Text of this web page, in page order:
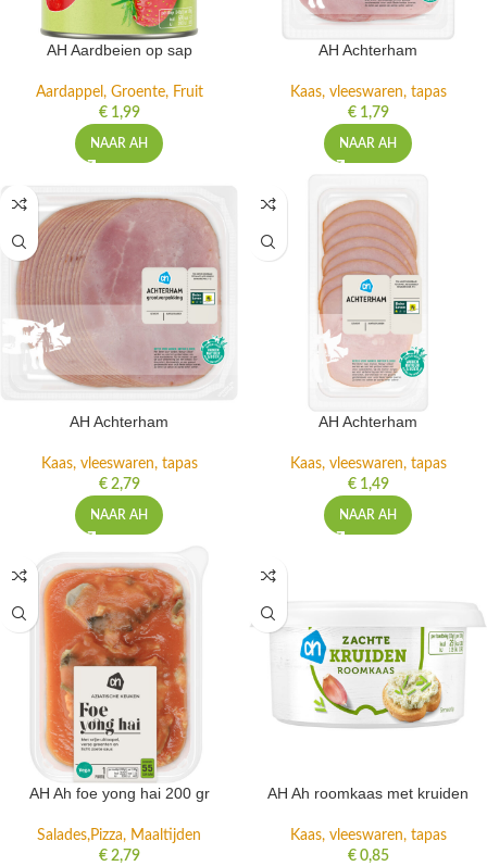
AH Aardbeien op sap
Aardappel, Groente, Fruit
€1,99
NAAR AH
AH Achterham
Kaas, vleeswaren, tapas
€1,79
NAAR AH
AH Achterham
Kaas, vleeswaren, tapas
€2,79
NAAR AH
AH Achterham
Kaas, vleeswaren, tapas
€1,49
NAAR AH
AH Ah foe yong hai 200 gr
Salades,Pizza, Maaltijden
€2,79
AH Ah roomkaas met kruiden
Kaas, vleeswaren, tapas
€0,85